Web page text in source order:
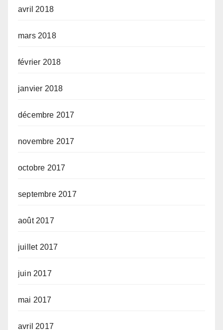
avril 2018
mars 2018
février 2018
janvier 2018
décembre 2017
novembre 2017
octobre 2017
septembre 2017
août 2017
juillet 2017
juin 2017
mai 2017
avril 2017